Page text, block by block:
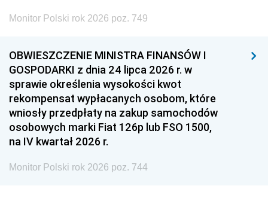
Monitor Polski rok 2026 poz. 749
OBWIESZCZENIE MINISTRA FINANSÓW I
GOSPODARKI z dnia 24 lipca 2026 r. w
sprawie określenia wysokości kwot
rekompensat wypłacanych osobom, które
wniosły przedpłaty na zakup samochodów
osobowych marki Fiat 126p lub FSO 1500,
na IV kwartał 2026 r.
Monitor Polski rok 2026 poz. 744